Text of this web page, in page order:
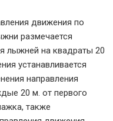
движения по
размечается
лыжней на квадраты 20
устанавливается
направления
20 м. от первого
также